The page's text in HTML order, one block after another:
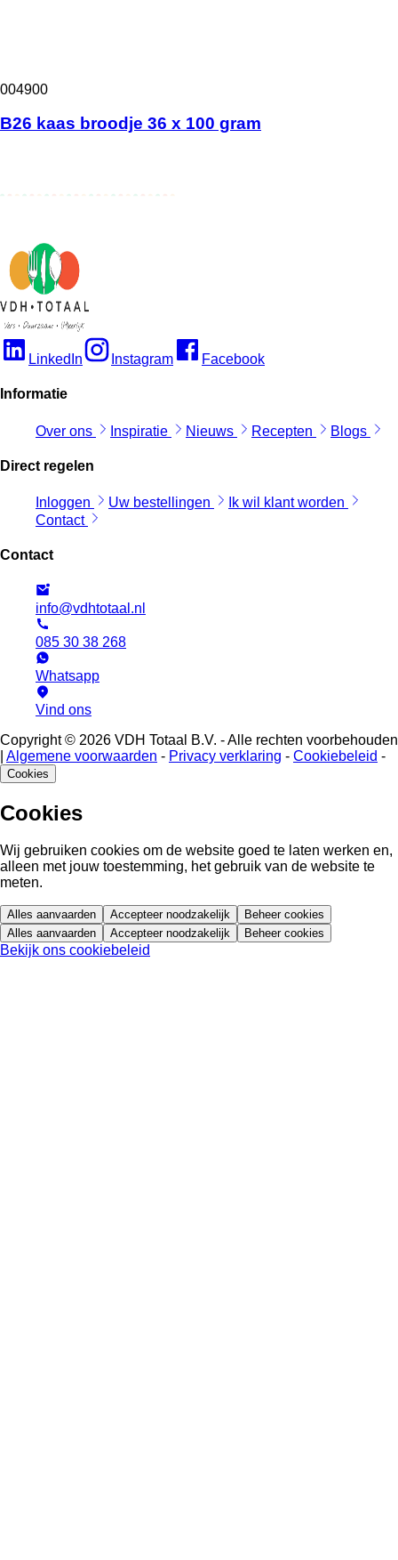
004900
B26 kaas broodje 36 x 100 gram
LinkedIn Instagram Facebook
Informatie
Over ons Inspiratie Nieuws Recepten Blogs
Direct regelen
Inloggen Uw bestellingen
Ik wil klant worden
Contact
Contact
info@vdhtotaal.nl
085 30 38 268
Whatsapp
Vind ons
Copyright © 2026 VDH Totaal B.V. - Alle rechten voorbehouden
Algemene voorwaarden - Privacy verklaring - Cookiebeleid -
Cookies
Cookies
Wij gebruiken cookies om de website goed te laten werken en,
alleen met jouw toestemming, het gebruik van de website te
meten.
Alles aanvaarden Accepteer noodzakelijk
Beheer cookies
Alles aanvaarden
Accepteer noodzakelijk Beheer cookies
Bekijk ons cookiebeleid